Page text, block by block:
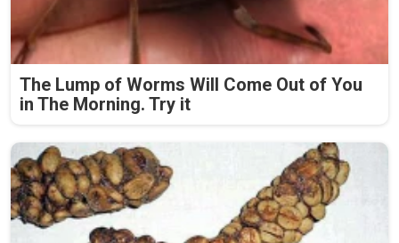
The Lump of Worms Will Come Out of You
in The Morning. Try it